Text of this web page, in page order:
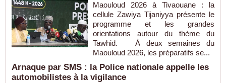
Maouloud 2026 à Tivaouane : la
cellule Zawiya Tijaniyya présente le
programme et les grandes
orientations autour du thème du
Tawhid. À deux semaines du
Maouloud 2026, les préparatifs se...
Arnaque par SMS : la Police nationale appelle les
automobilistes à la vigilance